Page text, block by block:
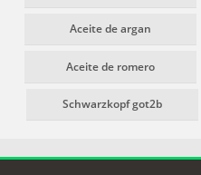
Aceite de argan
Aceite de romero
Schwarzkopf got2b